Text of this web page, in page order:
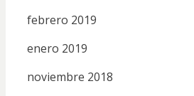
febrero 2019
enero 2019
noviembre 2018